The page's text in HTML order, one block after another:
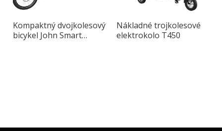
Kompaktný dvojkolesový
bicykel John Smart
Nákladné trojkolesové
elektrokolo T450